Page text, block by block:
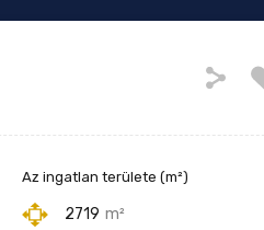
Az ingatlan területe (m²)
2719 m²